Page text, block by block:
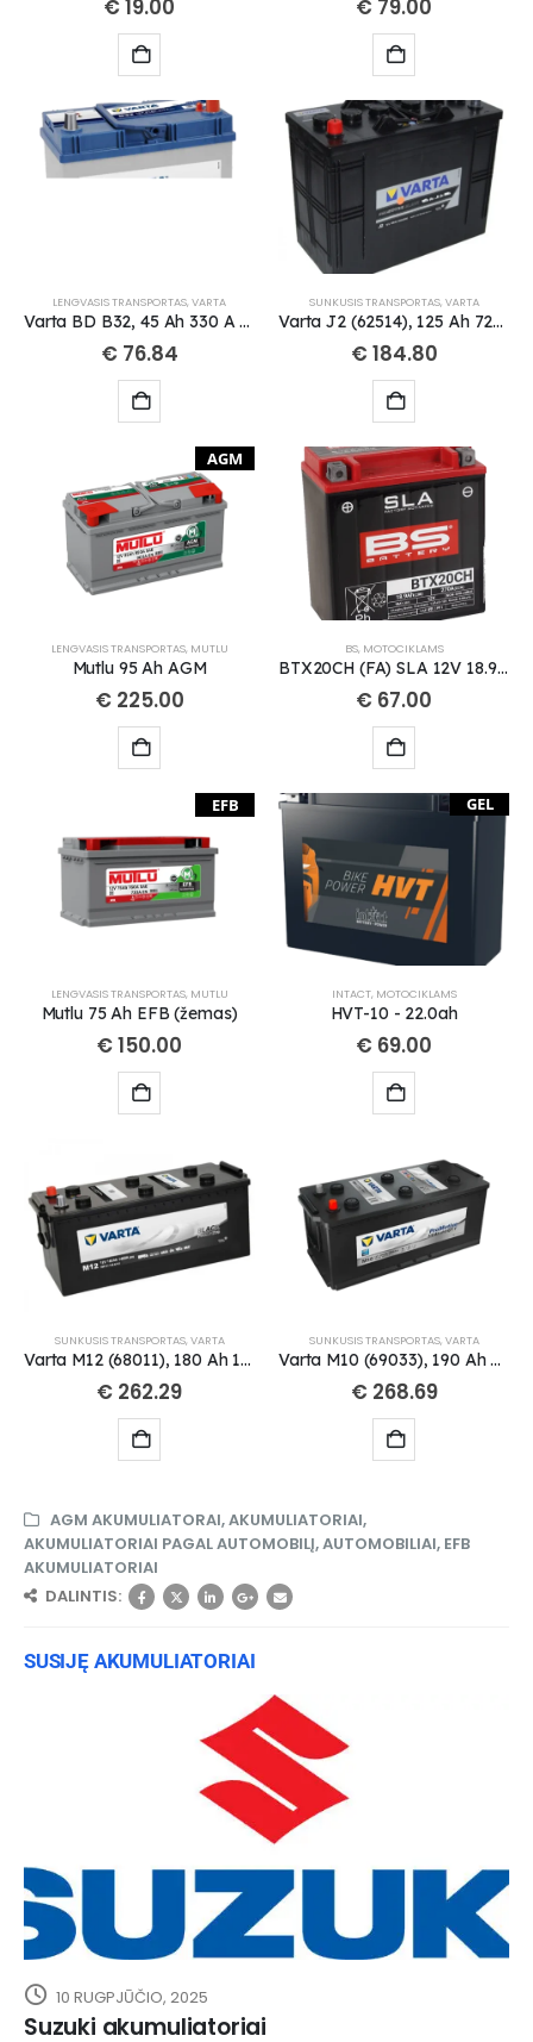
€ 19.00 € 79.00
LENGVASIS TRANSPORTAS, VARTA
Varta BD B32, 45 Ah 330 A EN 12V
€ 76.84
SUNKUSIS TRANSPORTAS, VARTA
Varta J2 (62514), 125 Ah 720 A EN 12V
€ 184.80
AGM
LENGVASIS TRANSPORTAS, MUTLU
Mutlu 95 Ah AGM
€ 225.00
BS, MOTOCIKLAMS
BTX20CH (FA) SLA 12V 18.9 Ah akumuliatorius
€ 67.00
EFB
LENGVASIS TRANSPORTAS, MUTLU
Mutlu 75 Ah EFB (žemas)
€ 150.00
GEL
INTACT, MOTOCIKLAMS
HVT-10 - 22.0ah
€ 69.00
SUNKUSIS TRANSPORTAS, VARTA
Varta M12 (68011), 180 Ah 1400 A EN 12V
€ 262.29
SUNKUSIS TRANSPORTAS, VARTA
Varta M10 (69033), 190 Ah 1200 A EN 12V
€ 268.69
AGM AKUMULIATORAI,AKUMULIATORIAI,
AKUMULIATORIAI PAGAL AUTOMOBILĮ,AUTOMOBILIAI, EFB
AKUMULIATORIAI
DALINTIS:
SUSIJĘ AKUMULIATORIAI
10 RUGPJŪČIO, 2025
Suzuki akumuliatoriai